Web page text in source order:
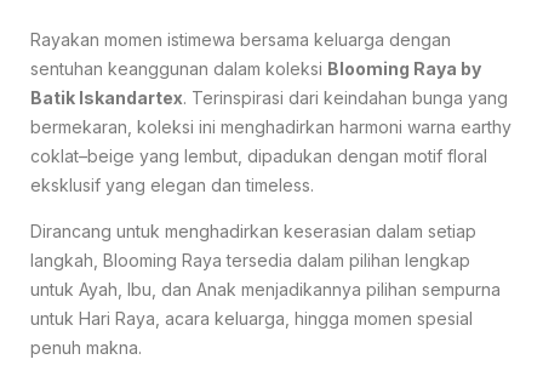
Rayakan momen istimewa bersama keluarga dengan
sentuhan keanggunan dalam koleksi Blooming Raya by
Batik Iskandartex. Terinspirasi dari keindahan bunga yang
bermekaran, koleksi ini menghadirkan harmoni warna earthy
coklat–beige yang lembut, dipadukan dengan motif floral
eksklusif yang elegan dan timeless.
Dirancang untuk menghadirkan keserasian dalam setiap
langkah, Blooming Raya tersedia dalam pilihan lengkap
untuk Ayah, Ibu, dan Anak menjadikannya pilihan sempurna
untuk Hari Raya, acara keluarga, hingga momen spesial
penuh makna.